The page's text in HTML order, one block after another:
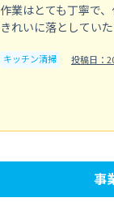
作業はとても丁寧で
きれいに落としてい
キッチン清掃 投稿日：
事